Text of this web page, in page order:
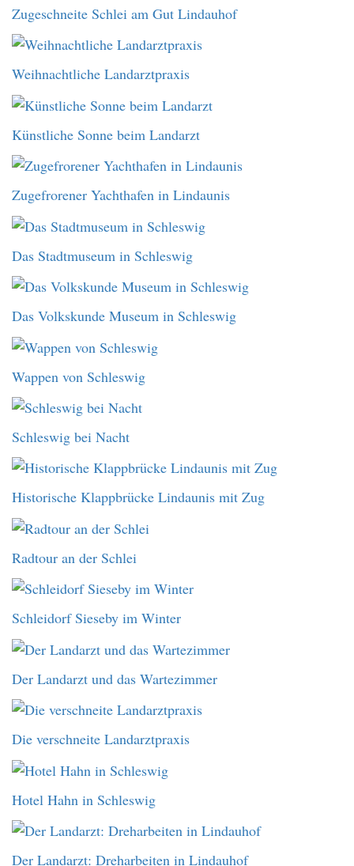
Zugeschneite Schlei am Gut Lindauhof
Weihnachtliche Landarztpraxis
Künstliche Sonne beim Landarzt
Zugefrorener Yachthafen in Lindaunis
Das Stadtmuseum in Schleswig
Das Volkskunde Museum in Schleswig
Wappen von Schleswig
Schleswig bei Nacht
Historische Klappbrücke Lindaunis mit Zug
Radtour an der Schlei
Schleidorf Sieseby im Winter
Der Landarzt und das Wartezimmer
Die verschneite Landarztpraxis
Hotel Hahn in Schleswig
Der Landarzt: Dreharbeiten in Lindauhof